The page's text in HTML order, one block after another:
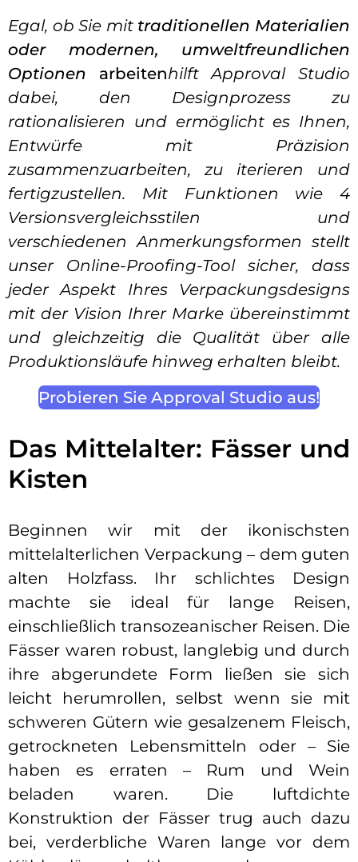
Egal, ob Sie mit traditionellen Materialien
oder modernen, umweltfreundlichen
Optionen arbeitenhilft Approval Studio
dabei, den Designprozess zu
rationalisieren und ermöglicht es Ihnen,
Entwürfe mit Präzision
zusammenzuarbeiten, zu iterieren und
fertigzustellen. Mit Funktionen wie 4
Versionsvergleichsstilen und
verschiedenen Anmerkungsformen stellt
unser Online-Proofing-Tool sicher, dass
jeder Aspekt Ihres Verpackungsdesigns
mit der Vision Ihrer Marke übereinstimmt
und gleichzeitig die Qualität über alle
Produktionsläufe hinweg erhalten bleibt.
Probieren Sie Approval Studio aus!
Das Mittelalter: Fässer und
Kisten
Beginnen wir mit der ikonischsten
mittelalterlichen Verpackung – dem guten
alten Holzfass. Ihr schlichtes Design
machte sie ideal für lange Reisen,
einschließlich transozeanischer Reisen. Die
Fässer waren robust, langlebig und durch
ihre abgerundete Form ließen sie sich
leicht herumrollen, selbst wenn sie mit
schweren Gütern wie gesalzenem Fleisch,
getrockneten Lebensmitteln oder – Sie
haben es erraten – Rum und Wein
beladen waren. Die luftdichte
Konstruktion der Fässer trug auch dazu
bei, verderbliche Waren lange vor dem